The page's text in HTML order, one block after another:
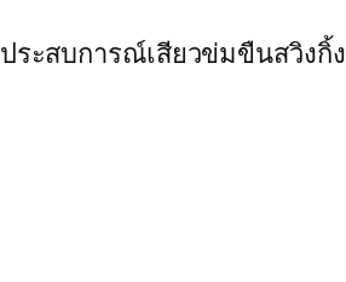
ประสบการณ์เสียวข่มขืนสวิงกิ้ง